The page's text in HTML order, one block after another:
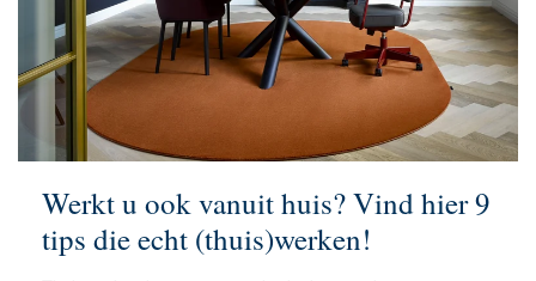
Werkt u ook vanuit huis? Vind hier 9
tips die echt (thuis)werken!